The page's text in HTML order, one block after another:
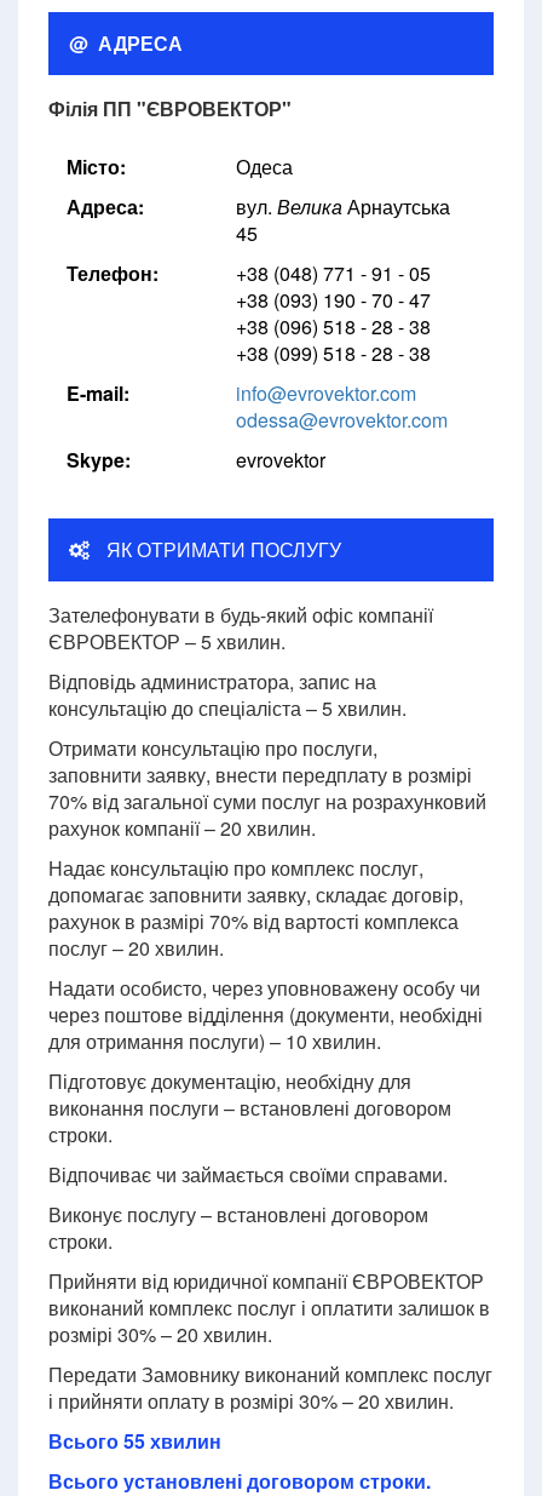
@ АДРЕСА
Філія ПП "ЄВРОВЕКТОР"
Місто:
Одеса
Адреса:
вул. ВеликаАрнаутська
45
Телефон:
+38 (048) 771 - 91 - 05
+38 (093) 190 - 70 - 47
+38 (096) 518 - 28 - 38
+38 (099) 518 - 28 - 38
E-mail:
info@evrovektor.com
odessa@evrovektor.com
Skype:
evrovektor
ЯК ОТРИМАТИ ПОСЛУГУ
Зателефонувати в будь-який офіс компанії
ЄВРОВЕКТОР – 5 хвилин.
Відповідь администратора, запис на
консультацію до спеціаліста – 5 хвилин.
Отримати консультацію про послуги,
заповнити заявку, внести передплату в розмірі
70% від загальної суми послуг на розрахунковий
рахунок компанії – 20 хвилин.
Надає консультацію про комплекс послуг,
допомагає заповнити заявку, складає договір,
рахунок в размірі 70% від вартості комплекса
послуг – 20 хвилин.
Надати особисто, через уповноважену особу чи
через поштове відділення (документи, необхідні
для отримання послуги) – 10 хвилин.
Підготовує документацію, необхідну для
виконання послуги – встановлені договором
строки.
Відпочиває чи займається своїми справами.
Виконує послугу – встановлені договором
строки.
Прийняти від юридичної компанії ЄВРОВЕКТОР
виконаний комплекс послуг і оплатити залишок в
розмірі 30% – 20 хвилин.
Передати Замовнику виконаний комплекс послуг
і прийняти оплату в розмірі 30% – 20 хвилин.
Всього 55 хвилин
Всього установлені договором строки.